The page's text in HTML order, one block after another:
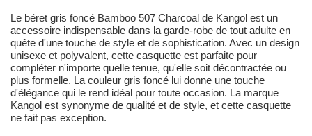
Le béret gris foncé Bamboo 507 Charcoal de Kangol est un
accessoire indispensable dans la garde-robe de tout adulte en
quête d'une touche de style et de sophistication. Avec un design
unisexe et polyvalent, cette casquette est parfaite pour
compléter n'importe quelle tenue, qu'elle soit décontractée ou
plus formelle. La couleur gris foncé lui donne une touche
d'élégance qui le rend idéal pour toute occasion. La marque
Kangol est synonyme de qualité et de style, et cette casquette
ne fait pas exception.